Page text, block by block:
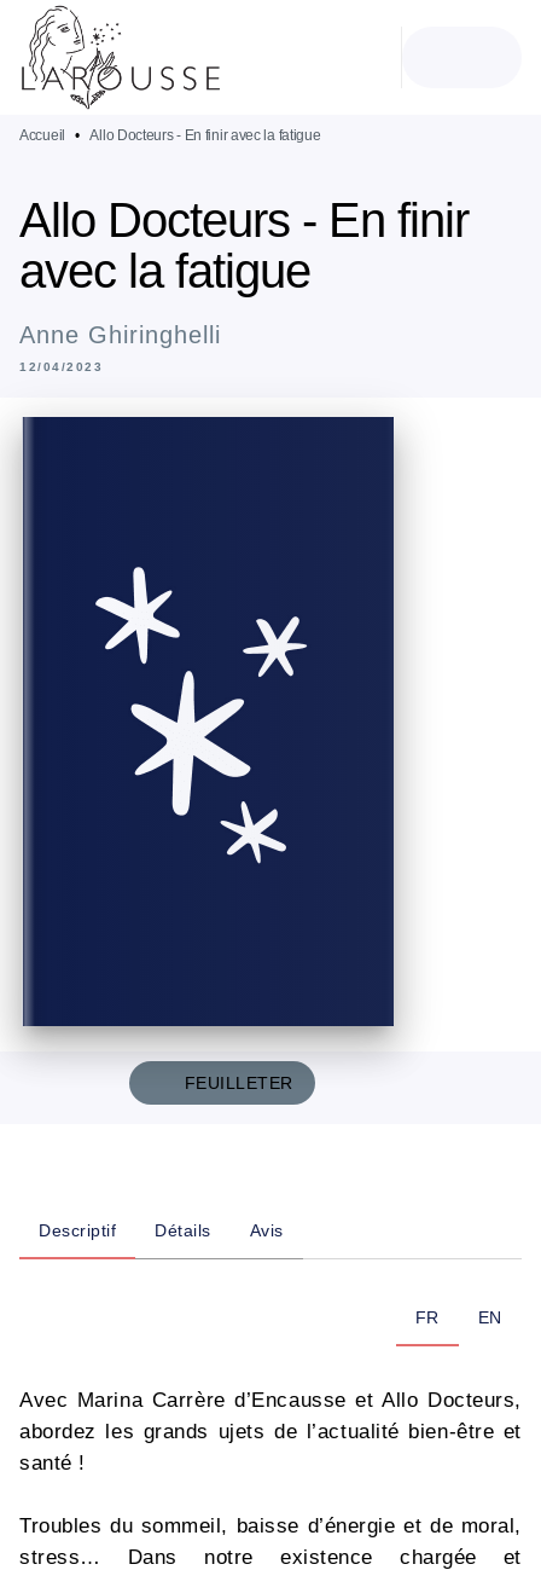
MENU
PIED DE PAGE
Accueil • Allo Docteurs - En finir avec la fatigue
Allo Docteurs - En finir
avec la fatigue
Anne Ghiringhelli
12/04/2023
FEUILLETER
Descriptif Détails Avis
FR EN
Avec Marina Carrère d’Encausse et Allo Docteurs,
abordez les grands ujets de l’actualité bien-être et
santé !
Troubles du sommeil, baisse d’énergie et de moral,
stress… Dans notre existence chargée et